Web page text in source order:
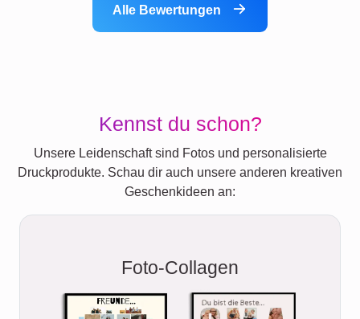
Alle Bewertungen
Kennst du schon?
Unsere Leidenschaft sind Fotos und personalisierte
Druckprodukte. Schau dir auch unsere anderen kreativen
Geschenkideen an:
Foto-Collagen